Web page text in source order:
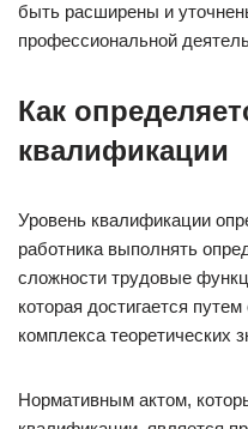
быть расширены и
профессиональной
Как
квалификации
Уровень квалификации
работника выполнять
сложности трудовые
которая достигается
комплекса теоретических
Нормативным актом,